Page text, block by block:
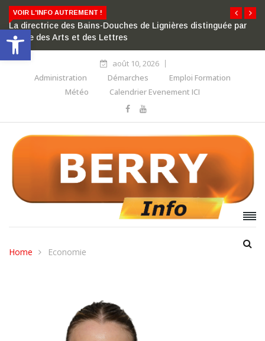
Ouvrir la barre d’outils
VOIR L'INFO AUTREMENT !
La directrice des Bains-Douches de Lignières distinguée par
l’ordre des Arts et des Lettres
août 10, 2026
Administration
Démarches
Emploi Formation
Météo
Calendrier Evenement ICI
Home Economie